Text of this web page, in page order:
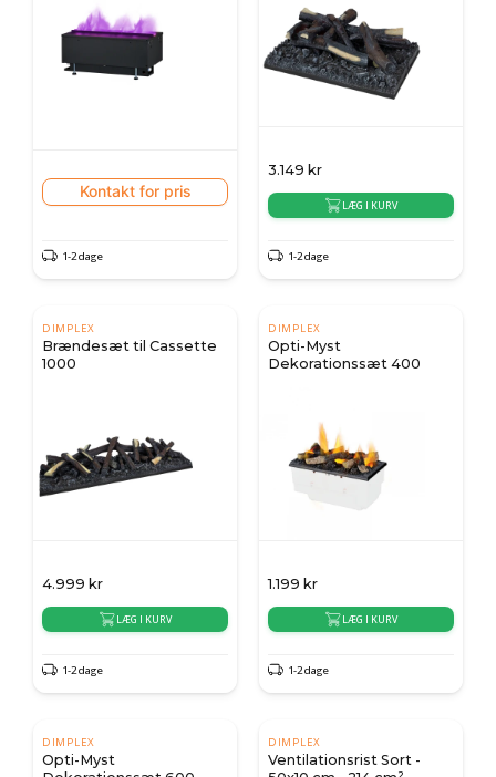
Kontakt for pris
1-2 dage
3.149 kr
LÆG I KURV
1-2 dage
DIMPLEX
Brændesæt til Cassette
1000
4.999 kr
LÆG I KURV
1-2 dage
DIMPLEX
Opti-Myst
Dekorationssæt 400
1.199 kr
LÆG I KURV
1-2 dage
DIMPLEX
Opti-Myst
DIMPLEX
Ventilationsrist Sort -